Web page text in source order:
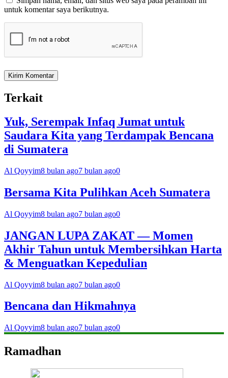
untuk komentar saya berikutnya.
Terkait
Yuk, Serempak Infaq Jumat untuk
Saudara Kita yang Terdampak Bencana
di Sumatera
Al Qoyyim8 bulan ago7 bulan ago0
Bersama Kita Pulihkan Aceh Sumatera
Al Qoyyim8 bulan ago7 bulan ago0
JANGAN LUPA ZAKAT — Momen
Akhir Tahun untuk Membersihkan Harta
& Menguatkan Kepedulian
Al Qoyyim8 bulan ago7 bulan ago0
Bencana dan Hikmahnya
Al Qoyyim8 bulan ago7 bulan ago0
Ramadhan